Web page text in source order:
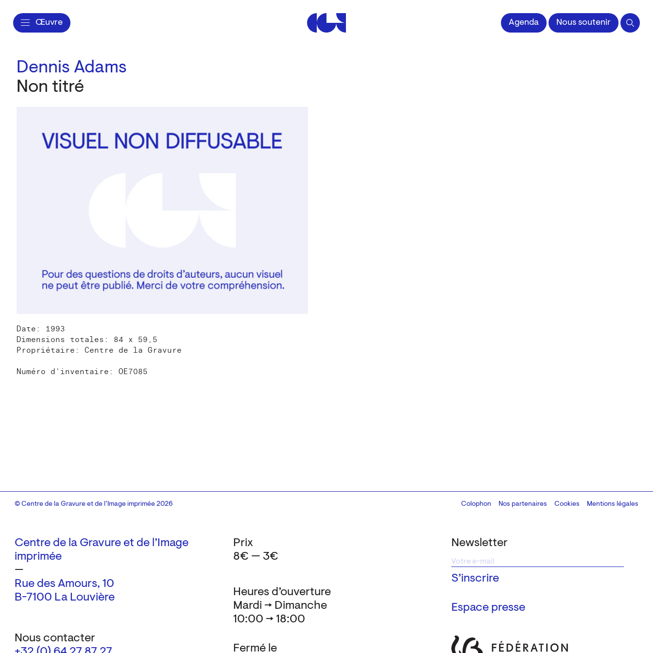
Œuvre Centre de la Gravure et de l'Image impriméeAgenda Nous soutenir
Dennis Adams
Non titré
Date: 1993
Dimensions totales: 84 x 59,5
Propriétaire: Centre de la Gravure
Numéro d'inventaire: OE7085
Centre de la Gravure et de l’Image
imprimée
—
Rue des Amours, 10
B-7100 La Louvière
Nous contacter
Newsletter
Espace presse
Heures d’ouverture
Mardi → Dimanche
10:00 → 18:00
Fermé le
Prix
8€ — 3€
© Centre de la Gravure et de l’Image imprimée 2026 Colophon
Design:Marcel Kaczmarek, code:8080.studio
Nos partenaires Cookies Mentions légales